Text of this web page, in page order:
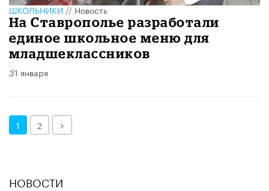
ШКОЛЬНИКИ//Новость
На Ставрополье разработали
единое школьное меню для
младшеклассников
31 января
1 2 Далее
НОВОСТИ